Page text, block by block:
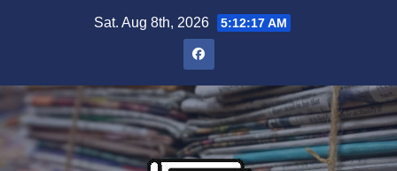
Sat. Aug 8th, 2026 5:12:18 AM